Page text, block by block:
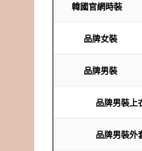
韓國官網時裝
品牌女裝
品牌男裝
品牌男裝上
品牌男裝外